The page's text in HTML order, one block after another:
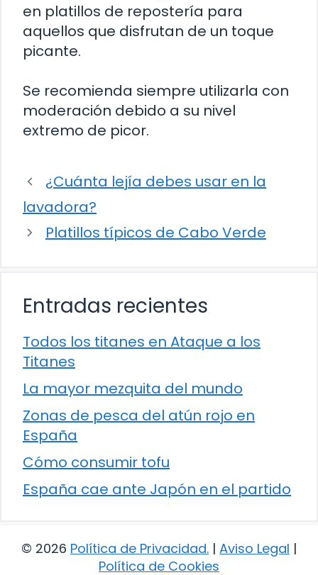
en platillos de repostería para
aquellos que disfrutan de un toque
picante.
Se recomienda siempre utilizarla con
moderación debido a su nivel
extremo de picor.
¿Cuánta lejía debes usar en la
lavadora?
Platillos típicos de Cabo Verde
Entradas recientes
Todos los titanes en Ataque a los
Titanes
La mayor mezquita del mundo
Zonas de pesca del atún rojo en
España
Cómo consumir tofu
España cae ante Japón en el partido
© 2026 Política de Privacidad. | Aviso Legal |
Política de Cookies